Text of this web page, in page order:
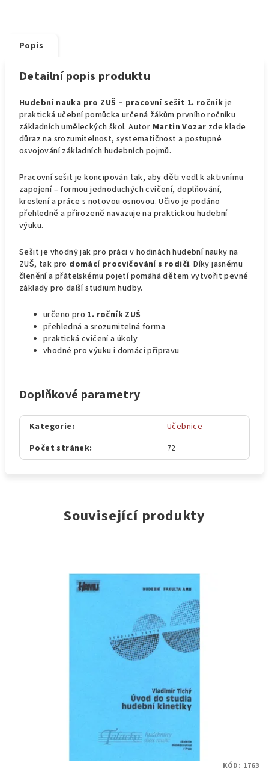
Popis
Detailní popis produktu
Hudební nauka pro ZUŠ – pracovní sešit 1. ročník je
praktická učební pomůcka určená žákům prvního ročníku
základních uměleckých škol. Autor Martin Vozar zde klade
důraz na srozumitelnost, systematičnost a postupné
osvojování základních hudebních pojmů.
Pracovní sešit je koncipován tak, aby děti vedl k aktivnímu
zapojení – formou jednoduchých cvičení, doplňování,
kreslení a práce s notovou osnovou. Učivo je podáno
přehledně a přirozeně navazuje na praktickou hudební
výuku.
Sešit je vhodný jak pro práci v hodinách hudební nauky na
ZUŠ, tak pro domácí procvičování s rodiči. Díky jasnému
členění a přátelskému pojetí pomáhá dětem vytvořit pevné
základy pro další studium hudby.
určeno pro 1. ročník ZUŠ
přehledná a srozumitelná forma
praktická cvičení a úkoly
vhodné pro výuku i domácí přípravu
Doplňkové parametry
Kategorie:
Učebnice
Počet stránek: 72
Související produkty
KÓD: 1763